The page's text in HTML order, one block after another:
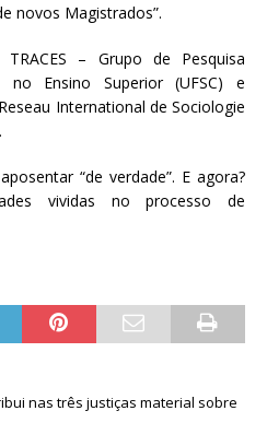
novos Magistrados”.
– Grupo de Pesquisa
no Ensino Superior (UFSC) e
International de Sociologie
“de verdade”. E agora?
vividas no processo de
nas três justiças material sobre